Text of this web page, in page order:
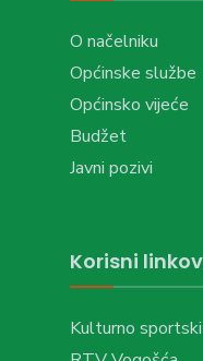
O načelniku
Općinske službe
Općinsko vijeće
Budžet
Javni pozivi
Korisni
Kulturno